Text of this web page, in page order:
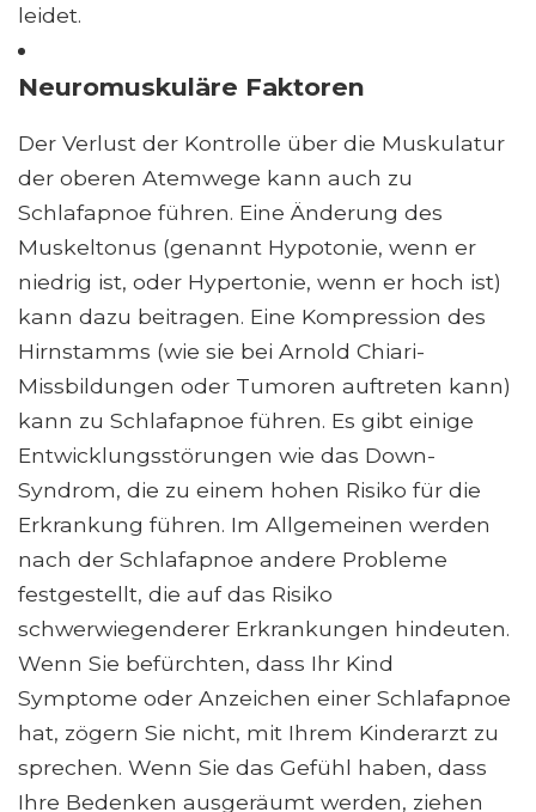
leidet.
Neuromuskuläre Faktoren
Der Verlust der Kontrolle über die Muskulatur
der oberen Atemwege kann auch zu
Schlafapnoe führen. Eine Änderung des
Muskeltonus (genannt Hypotonie, wenn er
niedrig ist, oder Hypertonie, wenn er hoch ist)
kann dazu beitragen. Eine Kompression des
Hirnstamms (wie sie bei Arnold Chiari-
Missbildungen oder Tumoren auftreten kann)
kann zu Schlafapnoe führen. Es gibt einige
Entwicklungsstörungen wie das Down-
Syndrom, die zu einem hohen Risiko für die
Erkrankung führen. Im Allgemeinen werden
nach der Schlafapnoe andere Probleme
festgestellt, die auf das Risiko
schwerwiegenderer Erkrankungen hindeuten.
Wenn Sie befürchten, dass Ihr Kind
Symptome oder Anzeichen einer Schlafapnoe
hat, zögern Sie nicht, mit Ihrem Kinderarzt zu
sprechen. Wenn Sie das Gefühl haben, dass
Ihre Bedenken ausgeräumt werden, ziehen